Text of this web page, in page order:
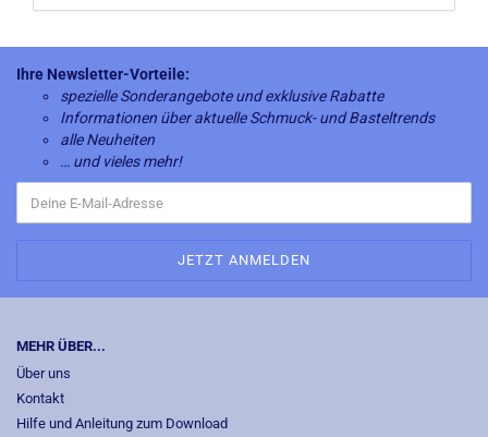
Ihre Newsletter-Vorteile:
spezielle Sonderangebote und exklusive Rabatte
Informationen über aktuelle Schmuck- und Basteltrends
alle Neuheiten
… und vieles mehr!
MEHR ÜBER...
Über uns
Kontakt
Hilfe und Anleitung zum Download